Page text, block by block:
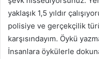
yaklaşık 1,5 yıldır
polisiye ve gerçekçilik
karşısındayım. Öykü
İnsanlara öykülerle